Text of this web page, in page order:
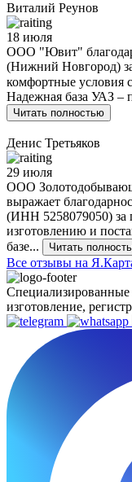
Виталий Реунов
18 июля
ООО "Ювит"
(Нижний Новгород)
комфортные условия
Надежная база УАЗ –
Читать полностью
Денис Третьяков
29 июля
ООО
выражает
(ИНН 5258079050) за
изготовлению и
базе...
Читать
Все отзывы на
изготовление,